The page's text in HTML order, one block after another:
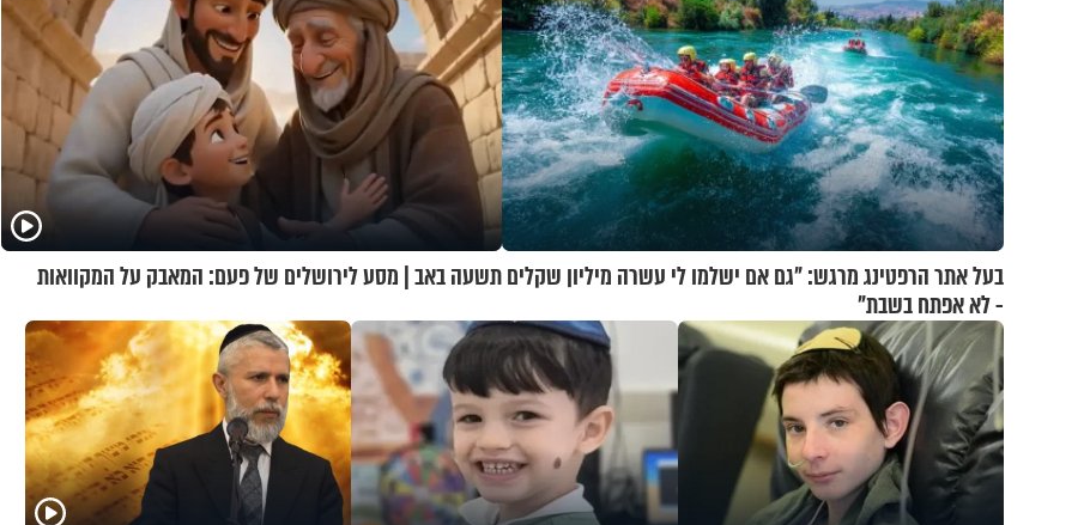
בעל אתר הרפטינג מרגש: "גם אם ישלמו לי עשרה מיליון שקלים
- לא אפתח בשבת"
תשעה באב | מסע לירושלים של פעם: המאבק על המקוואות